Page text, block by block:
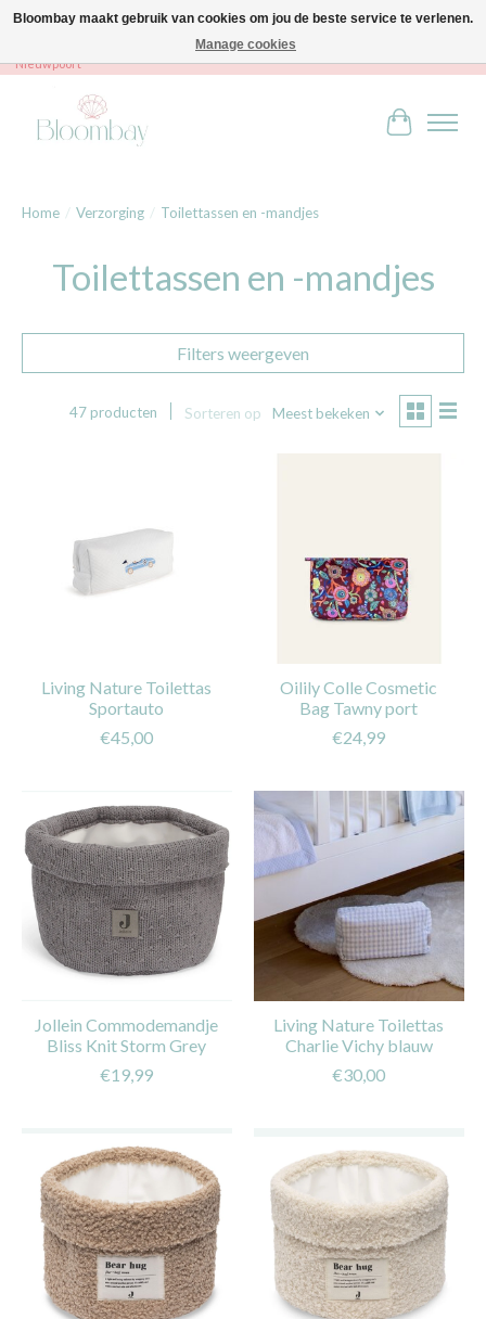
Bloombay - Babies & Kids - Bali home & interior - Robert Orlentpromenade 9A -
Nieuwpoort
Home / Verzorging / Toilettassen en -mandjes
Toilettassen en -mandjes
Filters weergeven
47 producten Sorteren op Meest bekeken
Living Nature Toilettas
Sportauto
€45,00
Oilily Colle Cosmetic
Bag Tawny port
€24,99
Jollein Commodemandje
Bliss Knit Storm Grey
€19,99
Living Nature Toilettas
Charlie Vichy blauw
€30,00
Bloombay maakt gebruik van cookies om jou de beste service te verlenen.
Manage cookies